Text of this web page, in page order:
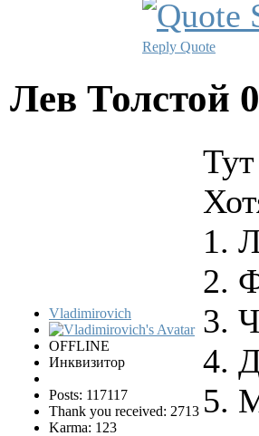
Reply Quote
Лев Толстой
Vladimirovich
OFFLINE
Инквизитор
Posts: 117117
Thank you received: 2713
Karma: 123
1.
2.
3.
4.
5.